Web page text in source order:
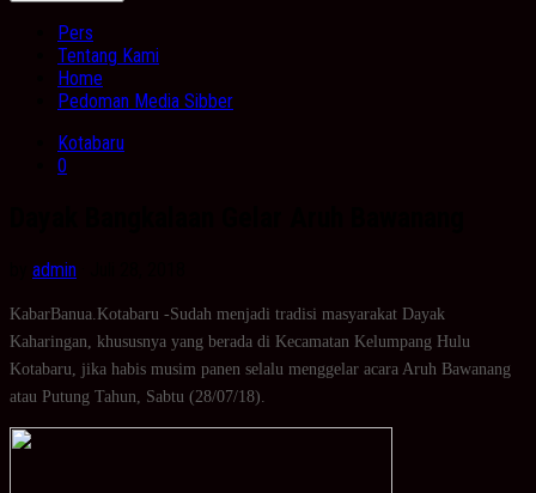
Pers
Tentang Kami
Home
Pedoman Media Sibber
Kotabaru
0
admin
KabarBanua.Kotabaru -Sudah menjadi tradisi masyarakat Dayak
Kaharingan, khususnya yang berada di Kecamatan Kelumpang Hulu
Kotabaru, jika habis musim panen selalu menggelar acara Aruh Bawanang
atau Putung Tahun, Sabtu (28/07/18).